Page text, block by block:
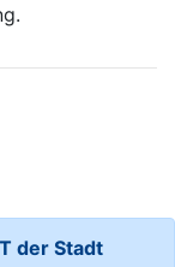
der Stadt